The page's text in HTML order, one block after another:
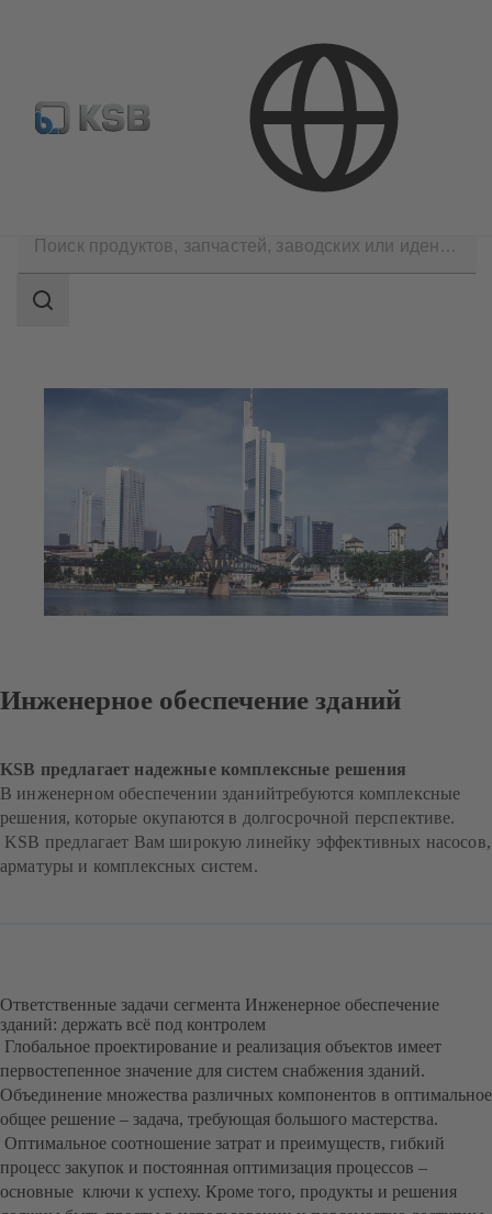
Где купить?
поиска
Область
Инженерное обеспечение зданий
KSB предлагает надежные комплексные решения
В инженерном обеспечении зданийтребуются комплексные
решения, которые окупаются в долгосрочной перспективе.
KSB предлагает Вам широкую линейку эффективных насосов,
арматуры и комплексных систем.
Ответственные задачи сегмента Инженерное обеспечение
зданий: держать всё под контролем
Глобальное проектирование и реализация объектов имеет
первостепенное значение для систем снабжения зданий.
Объединение множества различных компонентов в оптимальное
общее решение – задача, требующая большого мастерства.
Оптимальное соотношение затрат и преимуществ, гибкий
процесс закупок и постоянная оптимизация процессов –
основные ключи к успеху. Кроме того, продукты и решения